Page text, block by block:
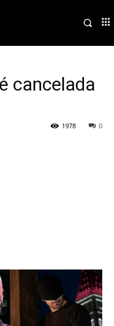
cancelada
0
1978